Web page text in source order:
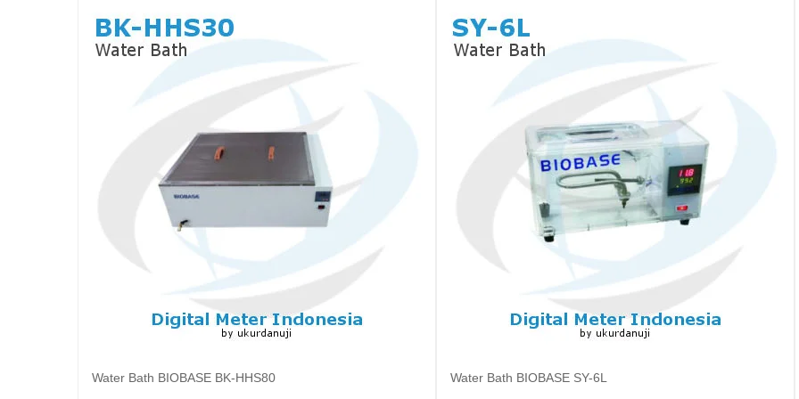
Baca selengkapnya
Water Bath BIOBASE BK-HHS80 Baca selengkapnya
Water Bath BIOBASE SY-6L